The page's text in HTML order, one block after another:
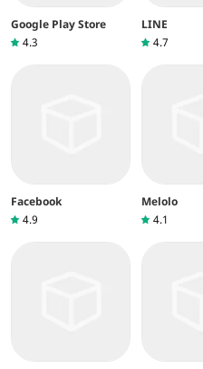
Google Play Store
4.3
LINE
4.7
Facebook
4.9
Melolo
4.1